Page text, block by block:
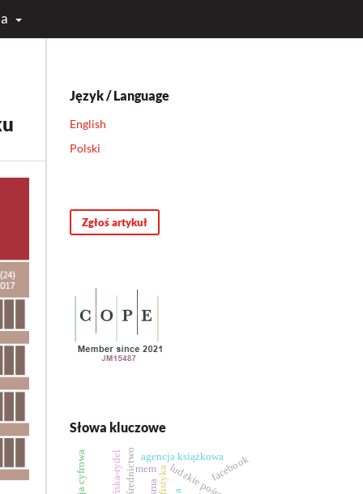
Język / Language
English
Polski
Zgłoś artykuł
Słowa kluczowe
agencja książkowafacebook
mem